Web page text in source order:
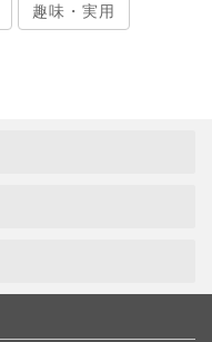
趣味・実用